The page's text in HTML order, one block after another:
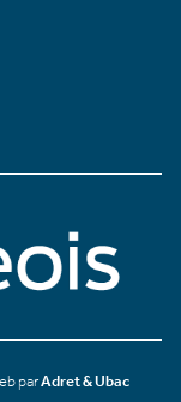
parAdret & Ubac